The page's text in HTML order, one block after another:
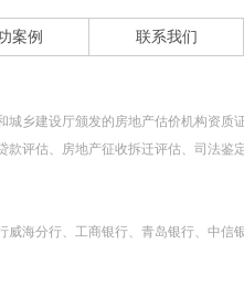
案例 联系我们
乡建设厅颁发的房地产估价机构资质
评估、房地产征收拆迁评估、司法鉴
海分行、工商银行、青岛银行、中信